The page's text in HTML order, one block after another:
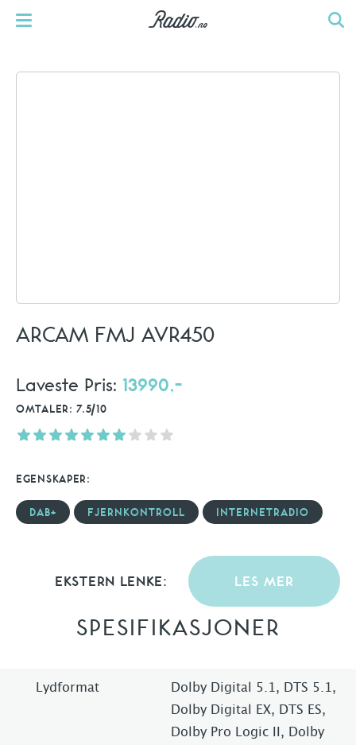
ARCAM FMJ AVR450
Laveste Pris: 13990,-
OMTALER: 7.5/10
EGENSKAPER:
DAB+ FJERNKONTROLL INTERNETRADIO
EKSTERN LENKE: LES MER
SPESIFIKASJONER
Lydformat
Dolby Digital 5.1, DTS 5.1,
Dolby Digital EX, DTS ES,
Dolby Pro Logic II, Dolby